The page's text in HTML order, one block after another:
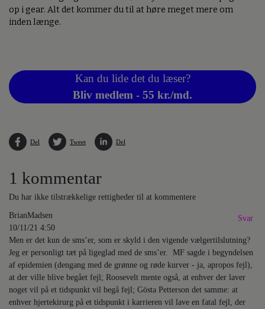
op i gear. Alt det kommer du til at høre meget mere om
inden længe.
Kan du lide det du læser?
Bliv medlem - 55 kr./md.
Del Tweet Del
1 kommentar
Du har ikke tilstrækkelige rettigheder til at kommentere
BrianMadsen
10/11/21 4:50
Men er det kun de sms’er, som er skyld i den vigende vælgertilslutning?
Jeg er personligt tæt på ligeglad med de sms’er. MF sagde i begyndelsen
af epidemien (dengang med de grønne og røde kurver - ja, apropos fejl),
at der ville blive begået fejl; Roosevelt mente også, at enhver der laver
noget vil på et tidspunkt vil begå fejl; Gösta Petterson det samme: at
enhver hjertekirurg på et tidspunkt i karrieren vil lave en fatal fejl, der
Svar